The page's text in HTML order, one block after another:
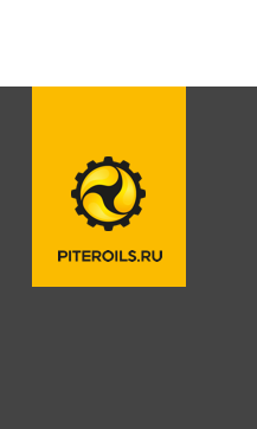
Сегодня,
Таллинское